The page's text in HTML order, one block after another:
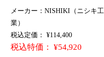
メーカー：NISHIKI（ニシキ工
業）
税込定価： ¥114,400
税込特価： ¥54,920